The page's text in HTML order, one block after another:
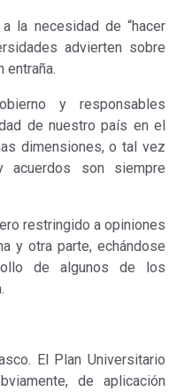
la necesidad de “hacer
advierten sobre
entraña.
y responsables
de nuestro país en el
dimensiones, o tal vez
son siempre
restringido a opiniones
y otra parte, echándose
de algunos de los
El Plan Universitario
de aplicación